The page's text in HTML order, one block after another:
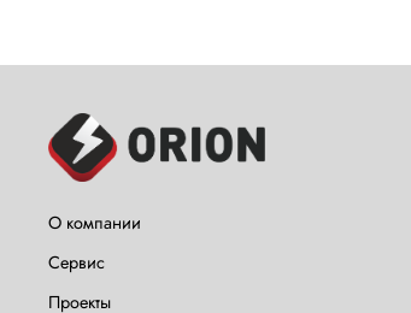
О компании
Сервис
Проекты